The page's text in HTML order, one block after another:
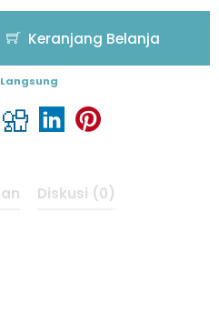
Keranjang Belanja
Diskusi (0)